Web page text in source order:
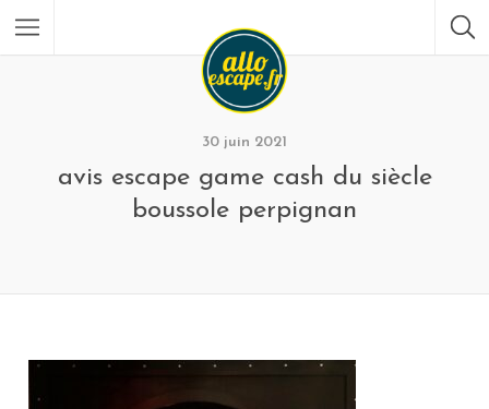
30 juin 2021
avis escape game cash du siècle
boussole perpignan